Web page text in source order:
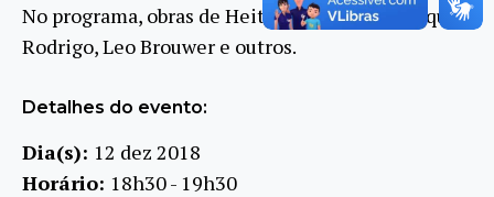
No programa, obras de Heitor Villa-Lobos, Joaquin
Rodrigo, Leo Brouwer e outros.
Detalhes do evento:
Dia(s): 12 dez 2018
Horário: 18h30 - 19h30